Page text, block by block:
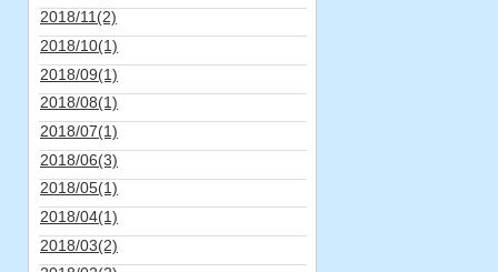
2018/11(2)
2018/10(1)
2018/09(1)
2018/08(1)
2018/07(1)
2018/06(3)
2018/05(1)
2018/04(1)
2018/03(2)